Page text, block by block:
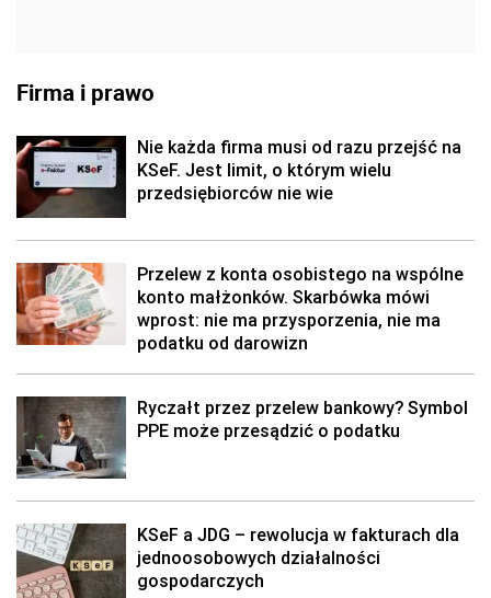
Firma i prawo
Nie każda firma musi od razu przejść na
KSeF. Jest limit, o którym wielu
przedsiębiorców nie wie
Przelew z konta osobistego na wspólne
konto małżonków. Skarbówka mówi
wprost: nie ma przysporzenia, nie ma
podatku od darowizn
Ryczałt przez przelew bankowy? Symbol
PPE może przesądzić o podatku
KSeF a JDG – rewolucja w fakturach dla
jednoosobowych działalności
gospodarczych